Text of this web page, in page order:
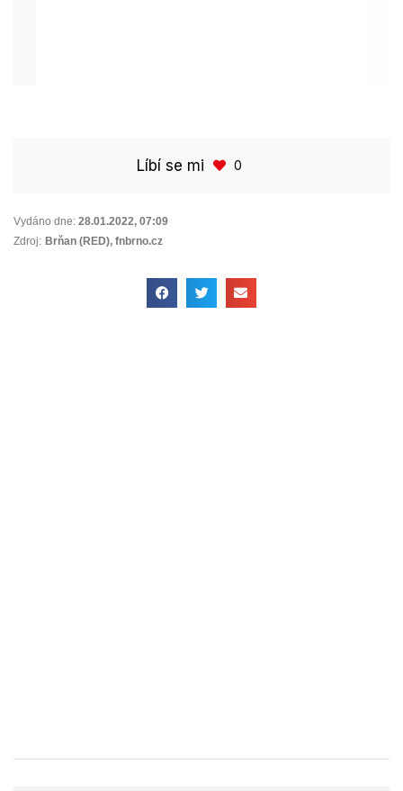
Líbí se mi 0
Vydáno dne: 28.01.2022, 07:09
Zdroj: Brňan (RED), fnbrno.cz